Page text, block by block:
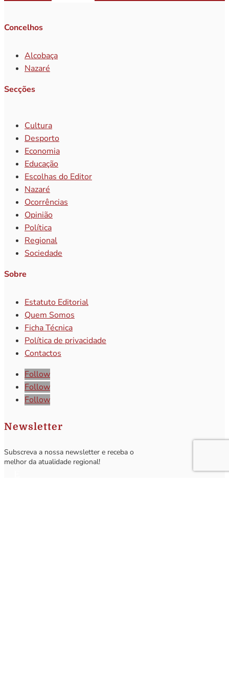
Concelhos
Alcobaça
Nazaré
Secções
Cultura
Desporto
Economia
Educação
Escolhas do Editor
Nazaré
Ocorrências
Opinião
Política
Regional
Sociedade
Sobre
Estatuto Editorial
Quem Somos
Ficha Técnica
Política de privacidade
Contactos
Follow
Follow
Follow
Newsletter
Subscreva a nossa newsletter e receba o
melhor da atualidade regional!